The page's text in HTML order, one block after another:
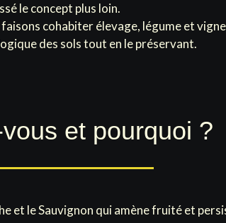
le concept plus loin.
cohabiter élevage, légume et
des sols tout en le préservant.
et pourquoi ?
et le Sauvignon qui amène fruité et